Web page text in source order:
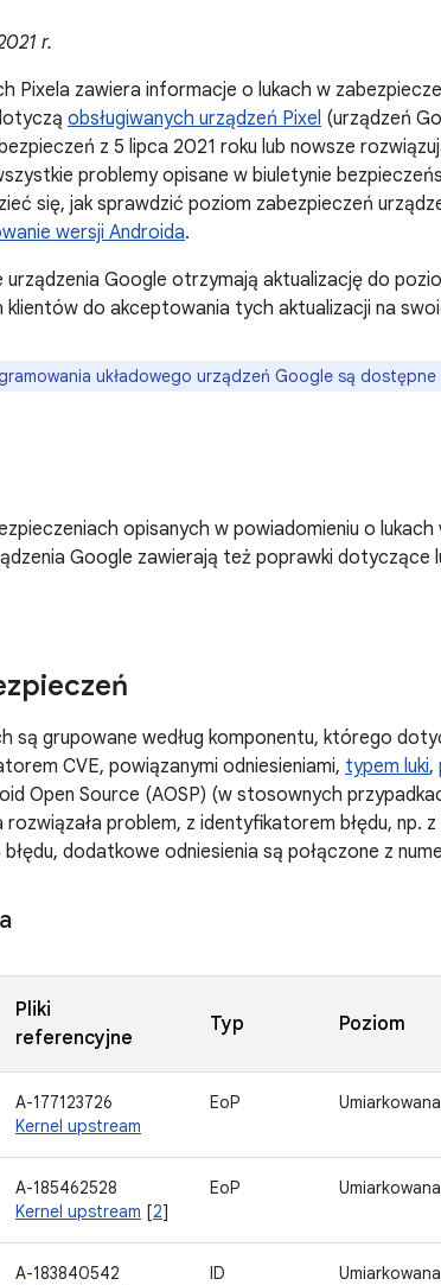
r.
Pixela zawiera informacje o lukach w
obsługiwanych urządzeń Pixel (urządzeń
z 5 lipca 2021 roku lub nowsze
problemy opisane w biuletynie
się, jak sprawdzić poziom zabezpieczeń
wersji Androida.
urządzenia Google otrzymają aktualizację do
do akceptowania tych aktualizacji na
układowego urządzeń Google są dostępne
opisanych w powiadomieniu o
Google zawierają też poprawki dotyczące
są grupowane według komponentu, którego
CVE, powiązanymi odniesieniami, typem luki,
Open Source (AOSP) (w stosownych
problem, z identyfikatorem błędu, np. z
dodatkowe odniesienia są połączone z
Pliki
referencyjne
Typ Poziom
A-177123726
Kernel upstream
EoP Umiarkowana
A-185462528
Kernel upstream [2]
EoP Umiarkowana
A-183840542
ID Umiarkowana